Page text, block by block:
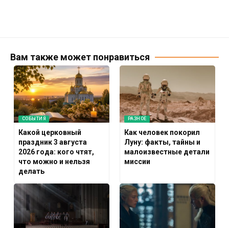
Вам также может понравиться
СОБЫТИЯ
Какой церковный
праздник 3 августа
2026 года: кого чтят,
что можно и нельзя
делать
РАЗНОЕ
Как человек покорил
Луну: факты, тайны и
малоизвестные детали
миссии